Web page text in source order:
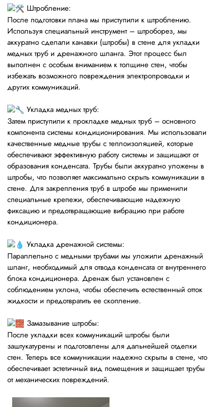
Штробление:
После подготовки плана мы приступили к штроблению.
Используя специальный инструмент – штроборез, мы
аккуратно сделали канавки (штробы) в стене для укладки
медных труб и дренажного шланга. Этот процесс был
выполнен с особым вниманием к толщине стен, чтобы
избежать возможного повреждения электропроводки и
других коммуникаций.
Укладка медных труб:
Затем приступили к прокладке медных труб – основного
компонента системы кондиционирования. Мы использовали
качественные медные трубы с теплоизоляцией, которые
обеспечивают эффективную работу системы и защищают от
образования конденсата. Трубы были аккуратно уложены в
штробы, что позволяет максимально скрыть коммуникации в
стене. Для закрепления труб в штробе мы применили
специальные крепежи, обеспечивающие надежную
фиксацию и предотвращающие вибрацию при работе
кондиционера.
Укладка дренажной системы:
Параллельно с медными трубами мы уложили дренажный
шланг, необходимый для отвода конденсата от внутреннего
блока кондиционера. Дренаж был установлен с
соблюдением уклона, чтобы обеспечить естественный отток
жидкости и предотвратить ее скопление.
Замазывание штробы:
После укладки всех коммуникаций штробы были
заштукатурены и подготовлены для дальнейшей отделки
стен. Теперь все коммуникации надежно скрыты в стене, что
обеспечивает эстетичный вид помещения и защищает трубы
от механических повреждений.